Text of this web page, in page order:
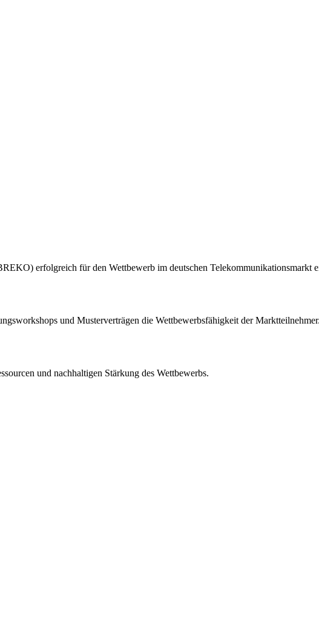
erfolgreich für den Wettbewerb im deutschen Telekommunikationsmarkt
und Musterverträgen die Wettbewerbsfähigkeit der
und nachhaltigen Stärkung des Wettbewerbs.